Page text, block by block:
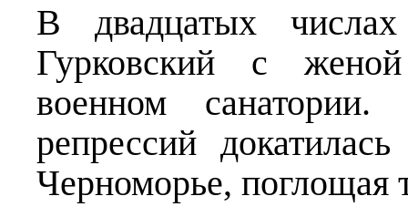
В двадцатых
Гурковский с
военном
репрессий
Черноморье, поглощая